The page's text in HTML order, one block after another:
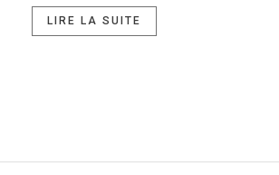
LIRE LA SUITE